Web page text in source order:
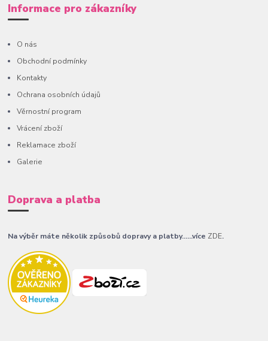
Informace pro zákazníky
O nás
Obchodní podmínky
Kontakty
Ochrana osobních údajů
Věrnostní program
Vrácení zboží
Reklamace zboží
Galerie
Doprava a platba
Na výběr máte několik způsobů dopravy a platby......více ZDE.